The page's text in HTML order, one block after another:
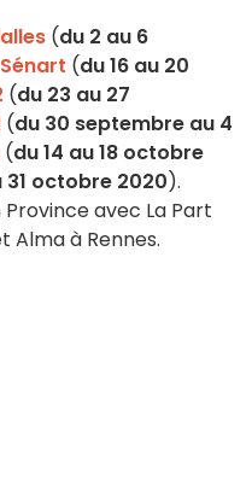
(du 2 au 6
(du 16 au 20
(du 23 au 27
(du 30 septembre au 4
(du 14 au 18 octobre
31 octobre 2020).
avec La Part
Alma à Rennes.